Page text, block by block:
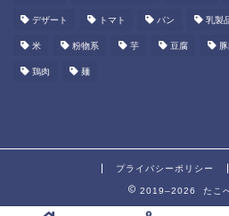
デザート トマト パン 乳製
米 粉物系 芋 豆腐
鶏肉 麺
プライバシーポリシー
2019–2026 たこ